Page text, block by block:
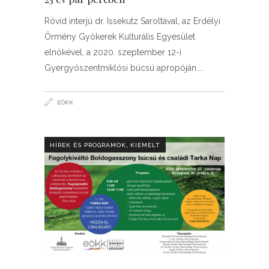
Rövid interjú dr. Issekutz Saroltával, az Erdélyi
Örmény Gyökerek Kulturális Egyesület
elnökével, a 2020. szeptember 12-i
Gyergyószentmiklósi búcsú apropóján.
EÖKK
HÍREK ÉS PROGRAMOK KIEMELT